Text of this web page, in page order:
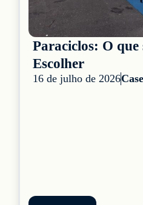
Paraciclos: O que
Escolher
16 de julho de 2026